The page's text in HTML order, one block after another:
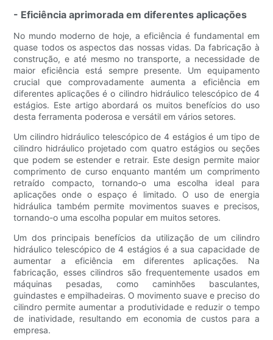
- Eficiência aprimorada em diferentes aplicações
No mundo moderno de hoje, a eficiência é fundamental em
quase todos os aspectos das nossas vidas. Da fabricação à
construção, e até mesmo no transporte, a necessidade de
maior eficiência está sempre presente. Um equipamento
crucial que comprovadamente aumenta a eficiência em
diferentes aplicações é o cilindro hidráulico telescópico de 4
estágios. Este artigo abordará os muitos benefícios do uso
desta ferramenta poderosa e versátil em vários setores.
Um cilindro hidráulico telescópico de 4 estágios é um tipo de
cilindro hidráulico projetado com quatro estágios ou seções
que podem se estender e retrair. Este design permite maior
comprimento de curso enquanto mantém um comprimento
retraído compacto, tornando-o uma escolha ideal para
aplicações onde o espaço é limitado. O uso de energia
hidráulica também permite movimentos suaves e precisos,
tornando-o uma escolha popular em muitos setores.
Um dos principais benefícios da utilização de um cilindro
hidráulico telescópico de 4 estágios é a sua capacidade de
aumentar a eficiência em diferentes aplicações. Na
fabricação, esses cilindros são frequentemente usados ​​em
máquinas pesadas, como caminhões basculantes,
guindastes e empilhadeiras. O movimento suave e preciso do
cilindro permite aumentar a produtividade e reduzir o tempo
de inatividade, resultando em economia de custos para a
empresa.